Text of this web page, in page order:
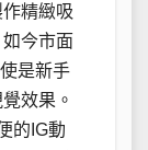
精緻吸
今市面
是新手
效果。
的IG動